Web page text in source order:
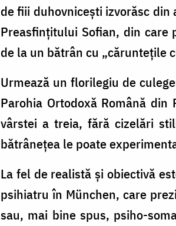
de fiii duhovnicești izvorăsc
Preasfințitului Sofian, din care
de la un bătrân cu „căruntețile
Urmează un florilegiu de
Parohia Ortodoxă Română
vârstei a treia, fără cizelări
bătrânețea le poate
La fel de realistă și obiectivă
psihiatru în München, care
sau, mai bine spus, psiho-